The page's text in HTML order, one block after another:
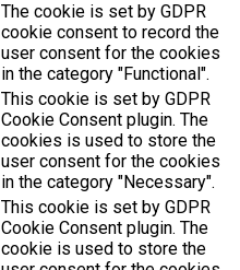
The cookie is set by GDPR
cookie consent to record the
user consent for the cookies
in the category "Functional".
This cookie is set by GDPR
Cookie Consent plugin. The
cookies is used to store the
user consent for the cookies
in the category "Necessary".
This cookie is set by GDPR
Cookie Consent plugin. The
cookie is used to store the